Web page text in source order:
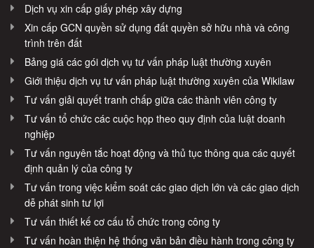
Dịch vụ xin cấp giấy phép xây dựng
Xin cấp GCN quyền sử dụng đất quyền sở hữu nhà và công
trình trên đất
Bảng giá các gói dịch vụ tư vấn pháp luật thường xuyên
Giới thiệu dịch vụ tư vấn pháp luật thường xuyên của Wikilaw
Tư vấn giải quyết tranh chấp giữa các thành viên công ty
Tư vấn tổ chức các cuộc họp theo quy định của luật doanh
nghiệp
Tư vấn nguyên tắc hoạt động và thủ tục thông qua các quyết
định quản lý của công ty
Tư vấn trong việc kiểm soát các giao dịch lớn và các giao dịch
dễ phát sinh tư lợi
Tư vấn thiết kế cơ cấu tổ chức trong công ty
Tư vấn hoàn thiện hệ thống văn bản điều hành trong công ty